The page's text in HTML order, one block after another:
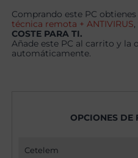
Comprando este PC obtienes
técnica remota + ANTIVIRUS
COSTE PARA TI.
Añade este PC al carrito y la
automáticamente.
OPCIONES DE
Cetelem